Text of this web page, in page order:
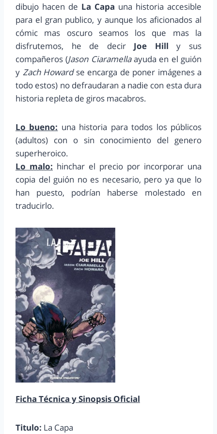
dibujo hacen de La Capa una historia accesible
para el gran publico, y aunque los aficionados al
cómic mas oscuro seamos los que mas la
disfrutemos, he de decir Joe Hill y sus
compañeros (Jason Ciaramellaayuda en el guión
y Zach Howardse encarga de poner imágenes a
todo estos) no defraudaran a nadie con esta dura
historia repleta de giros macabros.
Lo bueno: una historia para todos los públicos
(adultos) con o sin conocimiento del genero
superheroico.
Lo malo: hinchar el precio por incorporar una
copia del guión no es necesario, pero ya que lo
han puesto, podrían haberse molestado en
traducirlo.
Ficha Técnica y Sinopsis Oficial
Titulo: La Capa